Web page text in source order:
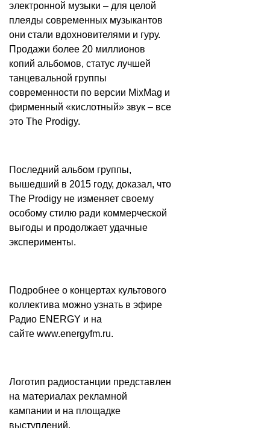
электронной музыки – для целой
плеяды современных музыкантов
они стали вдохновителями и гуру.
Продажи более 20 миллионов
копий альбомов, статус лучшей
танцевальной группы
современности по версии MixMag и
фирменный «кислотный» звук – все
это The Prodigy.
Последний альбом группы,
вышедший в 2015 году, доказал, что
The Prodigy не изменяет своему
особому стилю ради коммерческой
выгоды и продолжает удачные
эксперименты.
Подробнее о концертах культового
коллектива можно узнать в эфире
Радио ENERGY и на
сайте www.energyfm.ru.
Логотип радиостанции представлен
на материалах рекламной
кампании и на площадке
выступлений.